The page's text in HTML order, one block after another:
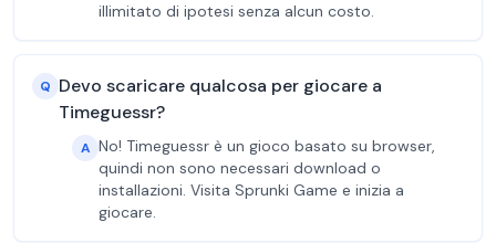
illimitato di ipotesi senza alcun costo.
Q Devo scaricare qualcosa per giocare a
Timeguessr?
A No! Timeguessr è un gioco basato su browser,
quindi non sono necessari download o
installazioni. Visita Sprunki Game e inizia a
giocare.